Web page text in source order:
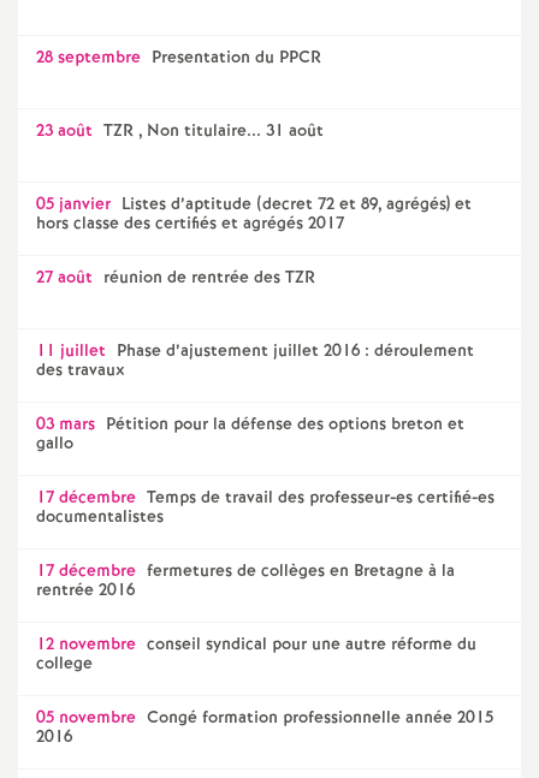
e
g
e
m
e
n
t
28 septembre Presentation du PPCR
23 août TZR , Non titulaire... 31 août
05 janvier Listes d’aptitude (decret 72 et 89, agrégés) et
hors classe des certifiés et agrégés 2017
27 août réunion de rentrée des TZR
11 juillet Phase d’ajustement juillet 2016 : déroulement
des travaux
03 mars Pétition pour la défense des options breton et
gallo
17 décembre Temps de travail des professeur-es certifié-es
documentalistes
17 décembre fermetures de collèges en Bretagne à la
rentrée 2016
12 novembre conseil syndical pour une autre réforme du
college
05 novembre Congé formation professionnelle année 2015
2016